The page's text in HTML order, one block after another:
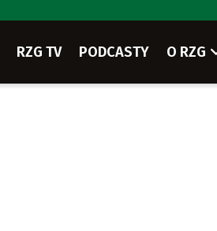
RZG TV PODCASTY O RZG